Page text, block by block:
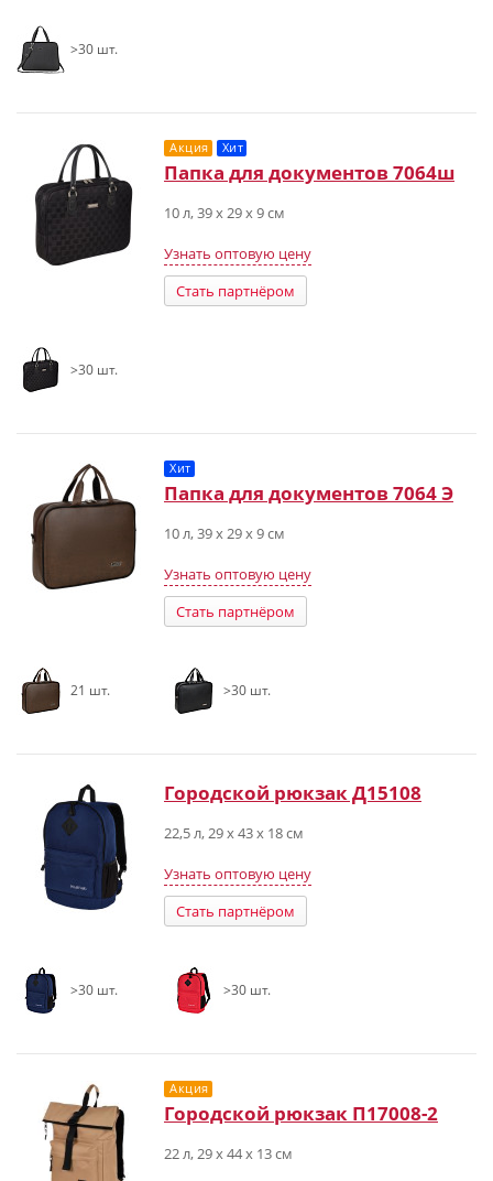
>30 шт.
Акция Хит
Папка для документов 7064ш
10 л, 39 х 29 х 9 см
Узнать оптовую цену
Стать партнёром
>30 шт.
Хит
Папка для документов 7064 Э
10 л, 39 х 29 х 9 см
Узнать оптовую цену
Стать партнёром
21 шт. >30 шт.
Городской рюкзак Д15108
22,5 л, 29 х 43 х 18 см
Узнать оптовую цену
Стать партнёром
>30 шт. >30 шт.
Акция
Городской рюкзак П17008-2
22 л, 29 x 44 x 13 см